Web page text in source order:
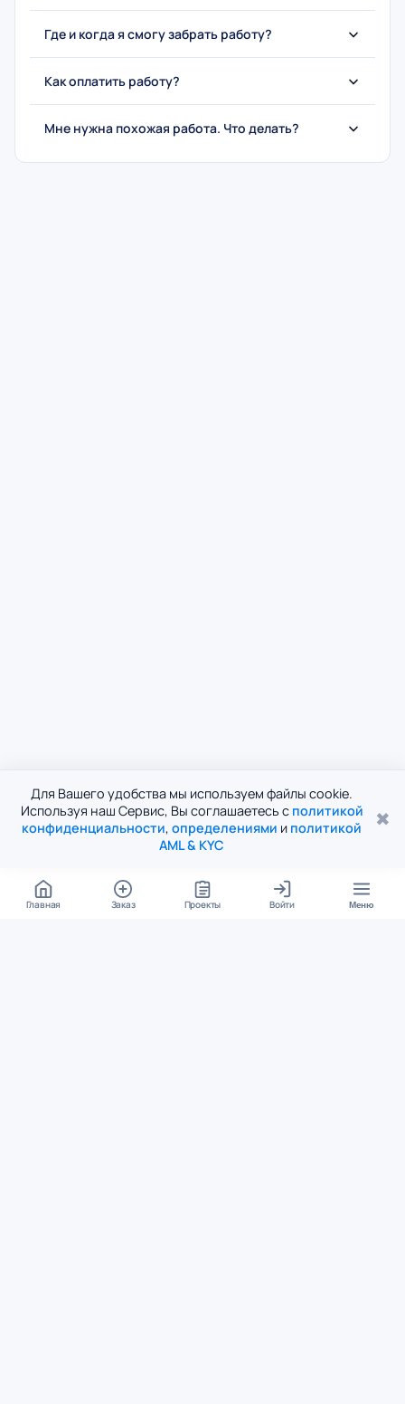
Для Вашего удобства мы используем файлы cookie.
Используя наш Сервис, Вы соглашаетесь с политикой
конфиденциальности, определениями и политикой
AML & KYC
✖
Главная Заказ Проекты Войти Меню
Где и когда я смогу забрать работу?
Как оплатить работу?
Мне нужна похожая работа. Что делать?